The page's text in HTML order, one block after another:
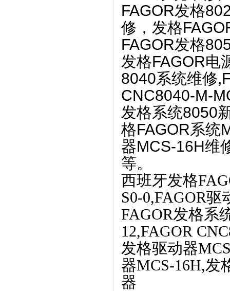
FAGOR发格
修，发格
FAGOR发格
发格FAGOR电
8040系统维修
CNC8040-M-
发格系统8050
格FAGOR系统
器MCS-16H维
等。
西班牙发格
S0-0,FAGOR
FAGOR发格系
12,FAGOR
发格驱动器
器MCS-16H,发
器